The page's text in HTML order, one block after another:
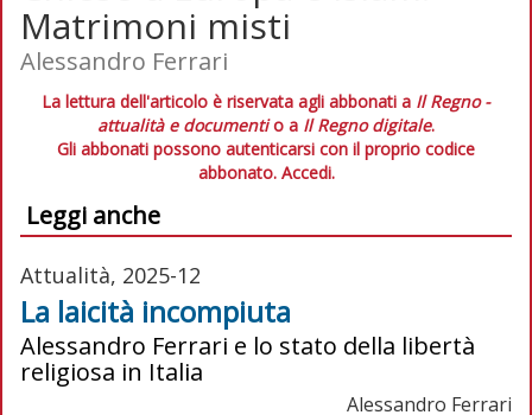
Matrimoni misti
Alessandro Ferrari
La lettura dell'articolo è riservata agli abbonati a Il Regno -
attualità e documentio a Il Regno digitale.
Gli abbonati possono autenticarsi con il proprio codice
abbonato. Accedi.
Leggi anche
Attualità, 2025-12
La laicità incompiuta
Alessandro Ferrari e lo stato della libertà
religiosa in Italia
Alessandro Ferrari